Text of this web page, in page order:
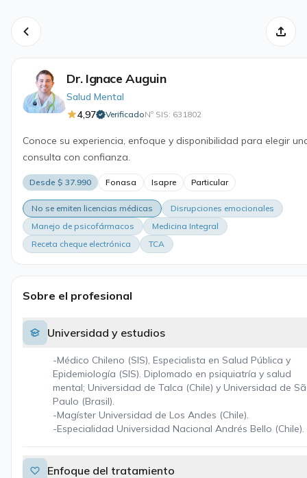
Dr. Ignace Auguin
Salud Mental
4,97
VerificadoNº SIS: 631802·
Conoce su experiencia, enfoque y disponibilidad para elegir
consulta con confianza.
Desde $ 37.990 Fonasa Isapre Particular
No se emiten licencias médicas
Disrupciones emocionales
Manejo de psicofármacos
Medicina Integral
Receta cheque electrónica
TCA
Sobre el profesional
Universidad y estudios
-Médico Chileno (SIS), Especialista en Salud Pública y
Epidemiología (SIS). Diplomado en psiquiatría y salud
mental; Universidad de Talca (Chile) y Universidad de
Paulo (Brasil).
-Magíster Universidad de Los Andes (Chile).
-Especialidad Universidad Nacional Andrés Bello (Chile).
Enfoque del tratamiento